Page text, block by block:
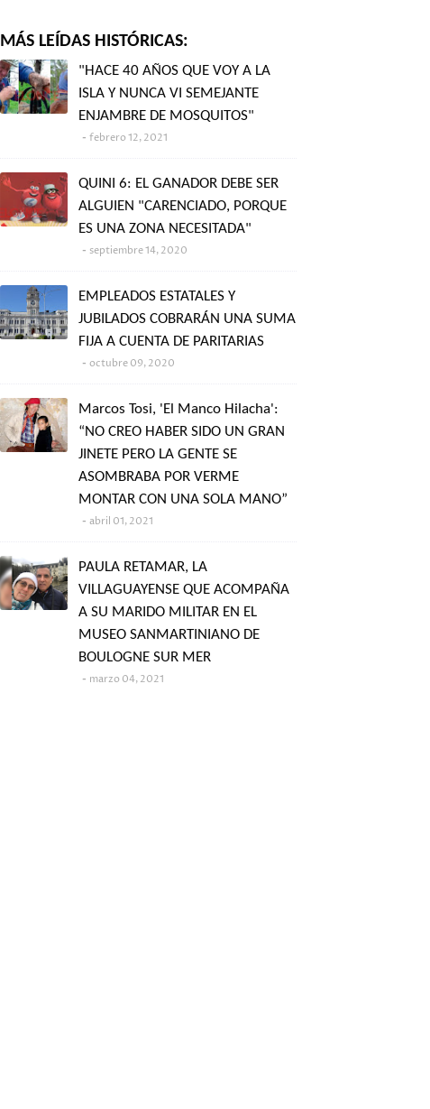
MÁS LEÍDAS HISTÓRICAS:
"HACE 40 AÑOS QUE VOY A LA
ISLA Y NUNCA VI SEMEJANTE
ENJAMBRE DE MOSQUITOS"
febrero 12, 2021
QUINI 6: EL GANADOR DEBE SER
ALGUIEN "CARENCIADO, PORQUE
ES UNA ZONA NECESITADA"
septiembre 14, 2020
EMPLEADOS ESTATALES Y
JUBILADOS COBRARÁN UNA SUMA
FIJA A CUENTA DE PARITARIAS
octubre 09, 2020
Marcos Tosi, 'El Manco Hilacha':
“NO CREO HABER SIDO UN GRAN
JINETE PERO LA GENTE SE
ASOMBRABA POR VERME
MONTAR CON UNA SOLA MANO”
abril 01, 2021
PAULA RETAMAR, LA
VILLAGUAYENSE QUE ACOMPAÑA
A SU MARIDO MILITAR EN EL
MUSEO SANMARTINIANO DE
BOULOGNE SUR MER
marzo 04, 2021